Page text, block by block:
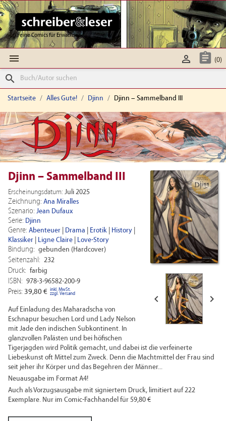
Feine Comics für Erwachsene
  (0)

search
Startseite Alles Gute! Djinn Djinn – Sammelband III
 
Djinn – Sammelband III
Erscheinungsdatum: Juli 2025
Zeichnung: Ana Miralles
Szenario: Jean Dufaux
Serie: Djinn
Genre: Abenteuer Drama Erotik History
Klassiker
Ligne Claire Love-Story
Bindung: gebunden (Hardcover)
Seitenzahl: 232
Druck: farbig
ISBN: 978-3-96582-200-9
Preis: 39,80 € inkl. MwSt.
zzgl. Versand
Auf Einladung des Maharadscha von
Eschnapur besuchen Lord und Lady Nelson
mit Jade den indischen Subkontinent. In
glanzvollen Palästen und bei höfischen
Tigerjagden wird Politik gemacht, und dabei ist die verfeinerte
Liebeskunst oft Mittel zum Zweck. Denn die Machtmittel der Frau sind
seit jeher ihr Körper und das Begehren der Männer...
Neuausgabe im Format A4!
Auch als Vorzugsausgabe mit signiertem Druck, limitiert auf 222
Exemplare. Nur im Comic-Fachhandel für 59,80 €